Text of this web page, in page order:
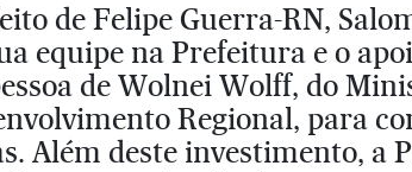
de Felipe Guerra-RN,
equipe na Prefeitura e o
de Wolnei Wolff, do
Regional, para
Além deste investimento, a